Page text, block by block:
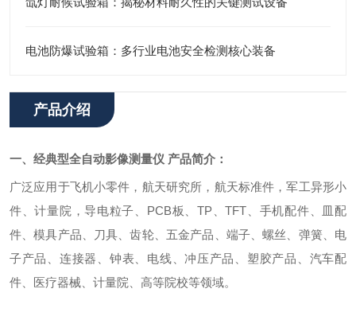
电池防爆试验箱：多行业电池安全检测核心装备
产品介绍
一、 经典型全自动影像测量仪 产品简介：
广泛应用于飞机小零件，航天研究所，航天标准件，军工异形小
件、计量院，导电粒子、 PCB板、TP、TFT、手机配件、皿配
件、模具产品、刀具、齿轮、五金产品、端子、螺丝、弹簧、电
子产品、连接器、钟表、电线、冲压产品、塑胶产品、汽车配
件、医疗器械、计量院、高等院校等领域。